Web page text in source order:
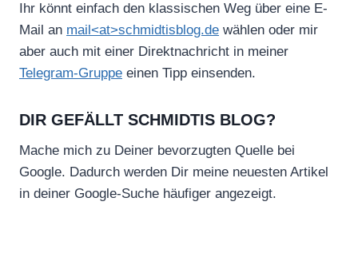
Ihr könnt einfach den klassischen Weg über eine E-
Mail an mail<at>schmidtisblog.de wählen oder mir
aber auch mit einer Direktnachricht in meiner
Telegram-Gruppe einen Tipp einsenden.
DIR GEFÄLLT SCHMIDTIS BLOG?
Mache mich zu Deiner bevorzugten Quelle bei
Google. Dadurch werden Dir meine neuesten Artikel
in deiner Google-Suche häufiger angezeigt.